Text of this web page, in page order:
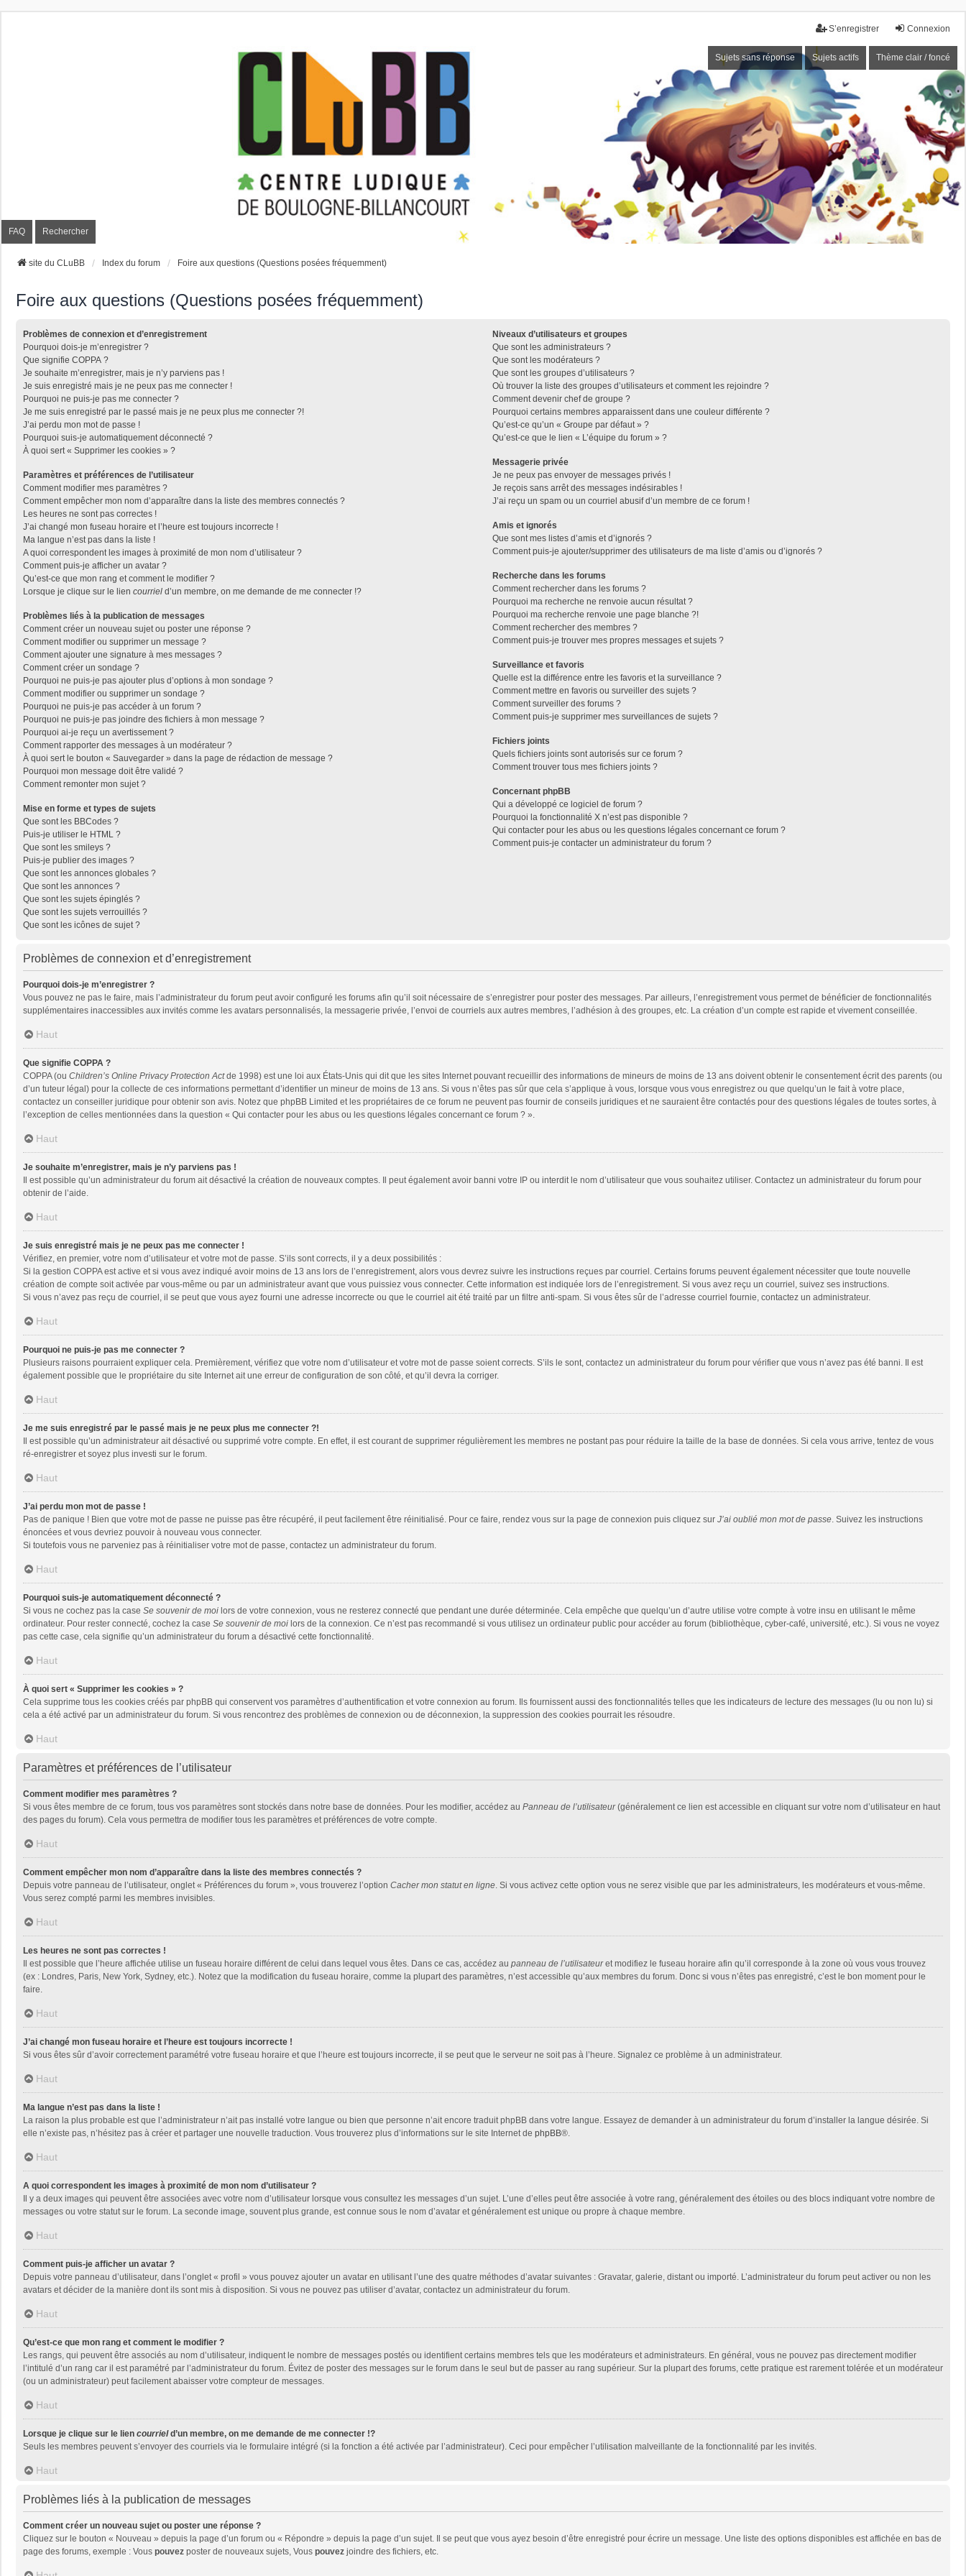
Connexion
S’enregistrer
Sujets sans réponse Sujets actifs Thème clair / foncé
FAQ Rechercher
site du CLuBB Index du forum Foire aux questions (Questions posées fréquemment)
Foire aux questions (Questions posées fréquemment)
Problèmes de connexion et d’enregistrement
Pourquoi dois-je m’enregistrer ?
Que signifie COPPA ?
Je souhaite m’enregistrer, mais je n’y parviens pas !
Je suis enregistré mais je ne peux pas me connecter !
Pourquoi ne puis-je pas me connecter ?
Je me suis enregistré par le passé mais je ne peux plus me connecter ?!
J’ai perdu mon mot de passe !
Pourquoi suis-je automatiquement déconnecté ?
À quoi sert « Supprimer les cookies » ?
Paramètres et préférences de l’utilisateur
Comment modifier mes paramètres ?
Comment empêcher mon nom d’apparaître dans la liste des membres connectés ?
Les heures ne sont pas correctes !
J’ai changé mon fuseau horaire et l’heure est toujours incorrecte !
Ma langue n’est pas dans la liste !
A quoi correspondent les images à proximité de mon nom d’utilisateur ?
Comment puis-je afficher un avatar ?
Qu’est-ce que mon rang et comment le modifier ?
Lorsque je clique sur le lien courriel d’un membre, on me demande de me connecter !?
Problèmes liés à la publication de messages
Comment créer un nouveau sujet ou poster une réponse ?
Comment modifier ou supprimer un message ?
Comment ajouter une signature à mes messages ?
Comment créer un sondage ?
Pourquoi ne puis-je pas ajouter plus d’options à mon sondage ?
Comment modifier ou supprimer un sondage ?
Pourquoi ne puis-je pas accéder à un forum ?
Pourquoi ne puis-je pas joindre des fichiers à mon message ?
Pourquoi ai-je reçu un avertissement ?
Comment rapporter des messages à un modérateur ?
À quoi sert le bouton « Sauvegarder » dans la page de rédaction de message ?
Pourquoi mon message doit être validé ?
Comment remonter mon sujet ?
Mise en forme et types de sujets
Que sont les BBCodes ?
Puis-je utiliser le HTML ?
Que sont les smileys ?
Puis-je publier des images ?
Que sont les annonces globales ?
Que sont les annonces ?
Que sont les sujets épinglés ?
Que sont les sujets verrouillés ?
Que sont les icônes de sujet ?
Niveaux d’utilisateurs et groupes
Que sont les administrateurs ?
Que sont les modérateurs ?
Que sont les groupes d’utilisateurs ?
Où trouver la liste des groupes d’utilisateurs et comment les rejoindre ?
Comment devenir chef de groupe ?
Pourquoi certains membres apparaissent dans une couleur différente ?
Qu’est-ce qu’un « Groupe par défaut » ?
Qu’est-ce que le lien « L’équipe du forum » ?
Messagerie privée
Je ne peux pas envoyer de messages privés !
Je reçois sans arrêt des messages indésirables !
J’ai reçu un spam ou un courriel abusif d’un membre de ce forum !
Amis et ignorés
Que sont mes listes d’amis et d’ignorés ?
Comment puis-je ajouter/supprimer des utilisateurs de ma liste d’amis ou d’ignorés ?
Recherche dans les forums
Comment rechercher dans les forums ?
Pourquoi ma recherche ne renvoie aucun résultat ?
Pourquoi ma recherche renvoie une page blanche ?!
Comment rechercher des membres ?
Comment puis-je trouver mes propres messages et sujets ?
Surveillance et favoris
Quelle est la différence entre les favoris et la surveillance ?
Comment mettre en favoris ou surveiller des sujets ?
Comment surveiller des forums ?
Comment puis-je supprimer mes surveillances de sujets ?
Fichiers joints
Quels fichiers joints sont autorisés sur ce forum ?
Comment trouver tous mes fichiers joints ?
Concernant phpBB
Qui a développé ce logiciel de forum ?
Pourquoi la fonctionnalité X n’est pas disponible ?
Qui contacter pour les abus ou les questions légales concernant ce forum ?
Comment puis-je contacter un administrateur du forum ?
Problèmes de connexion et d’enregistrement
Pourquoi dois-je m’enregistrer ?
Vous pouvez ne pas le faire, mais l’administrateur du forum peut avoir configuré les forums afin qu’il soit nécessaire de s’enregistrer pour poster des messages. Par ailleurs, l’enregistrement vous permet de bénéficier de fonctionnalités
supplémentaires inaccessibles aux invités comme les avatars personnalisés, la messagerie privée, l’envoi de courriels aux autres membres, l’adhésion à des groupes, etc. La création d’un compte est rapide et vivement conseillée.
Haut
Que signifie COPPA ?
COPPA (ou Children’s Online Privacy Protection Actde 1998) est une loi aux États-Unis qui dit que les sites Internet pouvant recueillir des informations de mineurs de moins de 13 ans doivent obtenir le consentement écrit des parents (ou
d’un tuteur légal) pour la collecte de ces informations permettant d’identifier un mineur de moins de 13 ans. Si vous n’êtes pas sûr que cela s’applique à vous, lorsque vous vous enregistrez ou que quelqu’un le fait à votre place,
contactez un conseiller juridique pour obtenir son avis. Notez que phpBB Limited et les propriétaires de ce forum ne peuvent pas fournir de conseils juridiques et ne sauraient être contactés pour des questions légales de toutes sortes, à
l’exception de celles mentionnées dans la question « Qui contacter pour les abus ou les questions légales concernant ce forum ? ».
Haut
Je souhaite m’enregistrer, mais je n’y parviens pas !
Il est possible qu’un administrateur du forum ait désactivé la création de nouveaux comptes. Il peut également avoir banni votre IP ou interdit le nom d’utilisateur que vous souhaitez utiliser. Contactez un administrateur du forum pour
obtenir de l’aide.
Haut
Je suis enregistré mais je ne peux pas me connecter !
Vérifiez, en premier, votre nom d’utilisateur et votre mot de passe. S’ils sont corrects, il y a deux possibilités :
Si la gestion COPPA est active et si vous avez indiqué avoir moins de 13 ans lors de l’enregistrement, alors vous devrez suivre les instructions reçues par courriel. Certains forums peuvent également nécessiter que toute nouvelle
création de compte soit activée par vous-même ou par un administrateur avant que vous puissiez vous connecter. Cette information est indiquée lors de l’enregistrement. Si vous avez reçu un courriel, suivez ses instructions.
Si vous n’avez pas reçu de courriel, il se peut que vous ayez fourni une adresse incorrecte ou que le courriel ait été traité par un filtre anti-spam. Si vous êtes sûr de l’adresse courriel fournie, contactez un administrateur.
Haut
Pourquoi ne puis-je pas me connecter ?
Plusieurs raisons pourraient expliquer cela. Premièrement, vérifiez que votre nom d’utilisateur et votre mot de passe soient corrects. S’ils le sont, contactez un administrateur du forum pour vérifier que vous n’avez pas été banni. Il est
également possible que le propriétaire du site Internet ait une erreur de configuration de son côté, et qu’il devra la corriger.
Haut
Je me suis enregistré par le passé mais je ne peux plus me connecter ?!
Il est possible qu’un administrateur ait désactivé ou supprimé votre compte. En effet, il est courant de supprimer régulièrement les membres ne postant pas pour réduire la taille de la base de données. Si cela vous arrive, tentez de vous
ré-enregistrer et soyez plus investi sur le forum.
Haut
J’ai perdu mon mot de passe !
Pas de panique ! Bien que votre mot de passe ne puisse pas être récupéré, il peut facilement être réinitialisé. Pour ce faire, rendez vous sur la page de connexion puis cliquez sur J’ai oublié mon mot de passe. Suivez les instructions
énoncées et vous devriez pouvoir à nouveau vous connecter.
Si toutefois vous ne parveniez pas à réinitialiser votre mot de passe, contactez un administrateur du forum.
Haut
Pourquoi suis-je automatiquement déconnecté ?
Si vous ne cochez pas la case Se souvenir de moi lors de votre connexion, vous ne resterez connecté que pendant une durée déterminée. Cela empêche que quelqu’un d’autre utilise votre compte à votre insu en utilisant le même
ordinateur. Pour rester connecté, cochez la case Se souvenir de moi lors de la connexion. Ce n’est pas recommandé si vous utilisez un ordinateur public pour accéder au forum (bibliothèque, cyber-café, université, etc.). Si vous ne voyez
pas cette case, cela signifie qu’un administrateur du forum a désactivé cette fonctionnalité.
Haut
À quoi sert « Supprimer les cookies » ?
Cela supprime tous les cookies créés par phpBB qui conservent vos paramètres d’authentification et votre connexion au forum. Ils fournissent aussi des fonctionnalités telles que les indicateurs de lecture des messages (lu ou non lu) si
cela a été activé par un administrateur du forum. Si vous rencontrez des problèmes de connexion ou de déconnexion, la suppression des cookies pourrait les résoudre.
Haut
Paramètres et préférences de l’utilisateur
Comment modifier mes paramètres ?
Si vous êtes membre de ce forum, tous vos paramètres sont stockés dans notre base de données. Pour les modifier, accédez au Panneau de l’utilisateur(généralement ce lien est accessible en cliquant sur votre nom d’utilisateur en haut
des pages du forum). Cela vous permettra de modifier tous les paramètres et préférences de votre compte.
Haut
Comment empêcher mon nom d’apparaître dans la liste des membres connectés ?
Depuis votre panneau de l’utilisateur, onglet « Préférences du forum », vous trouverez l’option Cacher mon statut en ligne. Si vous activez cette option vous ne serez visible que par les administrateurs, les modérateurs et vous-même.
Vous serez compté parmi les membres invisibles.
Haut
Les heures ne sont pas correctes !
Il est possible que l’heure affichée utilise un fuseau horaire différent de celui dans lequel vous êtes. Dans ce cas, accédez au panneau de l’utilisateuret modifiez le fuseau horaire afin qu’il corresponde à la zone où vous vous trouvez
(ex : Londres, Paris, New York, Sydney, etc.). Notez que la modification du fuseau horaire, comme la plupart des paramètres, n’est accessible qu’aux membres du forum. Donc si vous n’êtes pas enregistré, c’est le bon moment pour le
faire.
Haut
J’ai changé mon fuseau horaire et l’heure est toujours incorrecte !
Si vous êtes sûr d’avoir correctement paramétré votre fuseau horaire et que l’heure est toujours incorrecte, il se peut que le serveur ne soit pas à l’heure. Signalez ce problème à un administrateur.
Haut
Ma langue n’est pas dans la liste !
La raison la plus probable est que l’administrateur n’ait pas installé votre langue ou bien que personne n’ait encore traduit phpBB dans votre langue. Essayez de demander à un administrateur du forum d’installer la langue désirée. Si
elle n’existe pas, n’hésitez pas à créer et partager une nouvelle traduction. Vous trouverez plus d’informations sur le site Internet de phpBB®.
Haut
A quoi correspondent les images à proximité de mon nom d’utilisateur ?
Il y a deux images qui peuvent être associées avec votre nom d’utilisateur lorsque vous consultez les messages d’un sujet. L’une d’elles peut être associée à votre rang, généralement des étoiles ou des blocs indiquant votre nombre de
messages ou votre statut sur le forum. La seconde image, souvent plus grande, est connue sous le nom d’avatar et généralement est unique ou propre à chaque membre.
Haut
Comment puis-je afficher un avatar ?
Depuis votre panneau d’utilisateur, dans l’onglet « profil » vous pouvez ajouter un avatar en utilisant l’une des quatre méthodes d’avatar suivantes : Gravatar, galerie, distant ou importé. L’administrateur du forum peut activer ou non les
avatars et décider de la manière dont ils sont mis à disposition. Si vous ne pouvez pas utiliser d’avatar, contactez un administrateur du forum.
Haut
Qu’est-ce que mon rang et comment le modifier ?
Les rangs, qui peuvent être associés au nom d’utilisateur, indiquent le nombre de messages postés ou identifient certains membres tels que les modérateurs et administrateurs. En général, vous ne pouvez pas directement modifier
l’intitulé d’un rang car il est paramétré par l’administrateur du forum. Évitez de poster des messages sur le forum dans le seul but de passer au rang supérieur. Sur la plupart des forums, cette pratique est rarement tolérée et un modérateur
(ou un administrateur) peut facilement abaisser votre compteur de messages.
Haut
Lorsque je clique sur le lien courrield’un membre, on me demande de me connecter !?
Seuls les membres peuvent s’envoyer des courriels via le formulaire intégré (si la fonction a été activée par l’administrateur). Ceci pour empêcher l’utilisation malveillante de la fonctionnalité par les invités.
Haut
Problèmes liés à la publication de messages
Comment créer un nouveau sujet ou poster une réponse ?
Cliquez sur le bouton « Nouveau » depuis la page d’un forum ou « Répondre » depuis la page d’un sujet. Il se peut que vous ayez besoin d’être enregistré pour écrire un message. Une liste des options disponibles est affichée en bas de
page des forums, exemple : Vous pouvez poster de nouveaux sujets, Vous pouvez joindre des fichiers, etc.